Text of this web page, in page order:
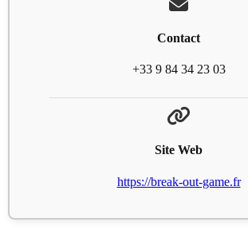
Contact
+33 9 84 34 23 03
Site Web
https://break-out-game.fr